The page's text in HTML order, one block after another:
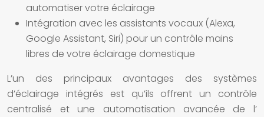
automatiser votre éclairage
Intégration avec les assistants vocaux (Alexa,
Google Assistant, Siri) pour un contrôle mains
libres de votre éclairage domestique
L’un des principaux avantages des systèmes
d’éclairage intégrés est qu’ils offrent un contrôle
centralisé et une automatisation avancée de l’